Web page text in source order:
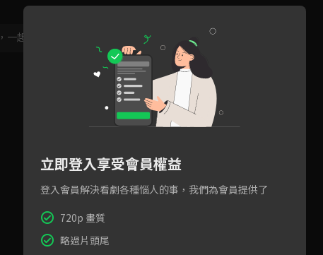
Video
，一起共創新版留言功能！
立即登入享受會員權益
登入會員解決看劇各種惱人的事，我們為會員提供了
720p 畫質
略過片頭尾